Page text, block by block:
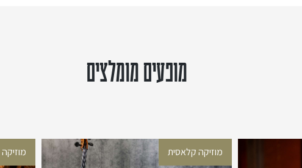
מופעים מומלצים
מוזיקה קלאסית